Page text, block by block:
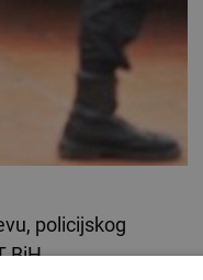
policijskog
BiH.